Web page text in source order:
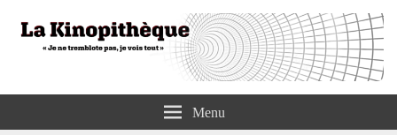
La KinopithèqueMenu